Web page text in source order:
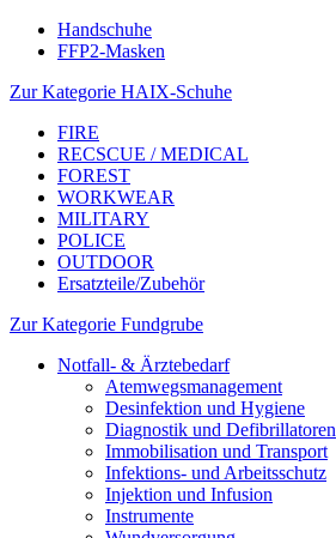
Handschuhe
FFP2-Masken
Zur Kategorie HAIX-Schuhe
FIRE
RECSCUE / MEDICAL
FOREST
WORKWEAR
MILITARY
POLICE
OUTDOOR
Ersatzteile/Zubehör
Zur Kategorie Fundgrube
Notfall- & Ärztebedarf
Atemwegsmanagement
Desinfektion und Hygiene
Diagnostik und Defibrillatoren
Immobilisation und Transport
Infektions- und Arbeitsschutz
Injektion und Infusion
Instrumente